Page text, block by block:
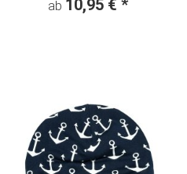
ab 10,95 € *